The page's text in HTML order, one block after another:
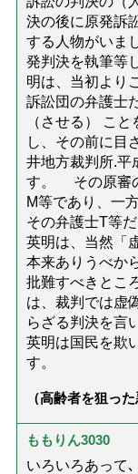
決の後に原発訴
する人物がいま
発判決を執筆等
明は、当初より
訴訟団の弁護士
（させる） こ
し、その前に目
井地方裁判所.平
す。 その原審
M等であり、一
その弁護士T等
英明は、当然「
本来ありうべか
批難すべきとこ
は、裁判では虚
らざる判決を言
英明は国民を欺
す。
（高齢者を狙っ
ないための4つの
すい人の特徴は？
ももりん3030
いろいろあって